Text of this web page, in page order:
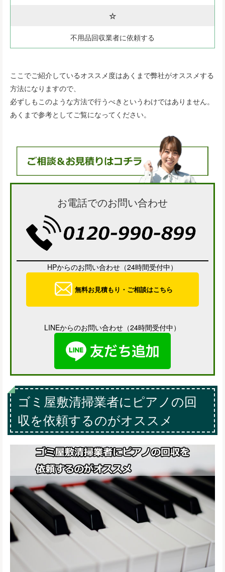
☆
不用品回収業者に依頼する
ここでご紹介しているオススメ度はあくまで弊社がオススメする
方法になりますので、
必ずしもこのような方法で行うべきというわけではありません。
あくまで参考としてご覧になってください。
お電話でのお問い合わせ
HPからのお問い合わせ（24時間受付中）
無料お見積もり・ご相談はこちら
LINEからのお問い合わせ（24時間受付中）
ゴミ屋敷清掃業者にピアノの回
収を依頼するのがオススメ